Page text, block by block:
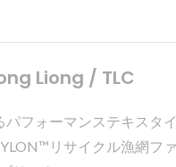
Liong / TLC
フォーマンステキスタ
リサイクル漁網フ